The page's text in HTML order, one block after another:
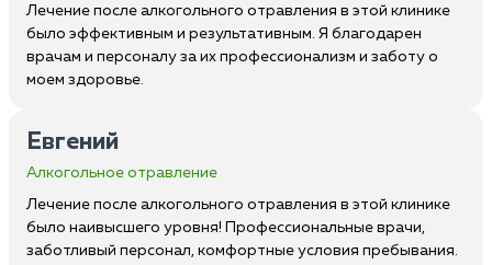
Лечение после алкогольного отравления в этой клинике
было эффективным и результативным. Я благодарен
врачам и персоналу за их профессионализм и заботу о
моем здоровье.
Евгений
Алкогольное отравление
Лечение после алкогольного отравления в этой клинике
было наивысшего уровня! Профессиональные врачи,
заботливый персонал, комфортные условия пребывания.